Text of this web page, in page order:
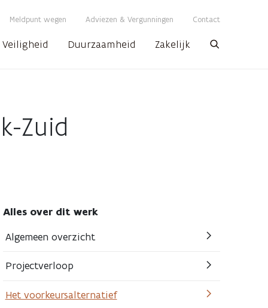
Meldpunt wegen Adviezen & Vergunningen Contact
Veiligheid Duurzaamheid Zakelijk
Zuid
Alles over dit werk
Algemeen overzicht
Projectverloop
Het voorkeursalternatief